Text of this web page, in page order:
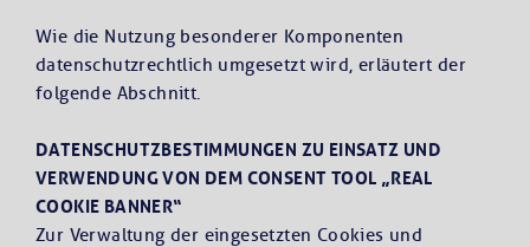
Wie die Nutzung besonderer Komponenten
datenschutzrechtlich umgesetzt wird, erläutert der
folgende Abschnitt.
DATENSCHUTZBESTIMMUNGEN ZU EINSATZ UND
VERWENDUNG VON DEM CONSENT TOOL „REAL
COOKIE BANNER“
Zur Verwaltung der eingesetzten Cookies und